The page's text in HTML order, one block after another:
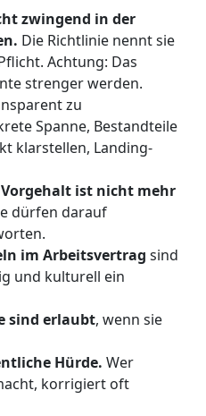
zwingend in der
Die Richtlinie nennt sie
Achtung: Das
strenger werden.
zu
Spanne, Bestandteile
klarstellen, Landing-
Vorgehalt ist nicht mehr
dürfen darauf
im Arbeitsvertrag sind
und kulturell ein
sind erlaubt, wenn sie
Hürde. Wer
korrigiert oft